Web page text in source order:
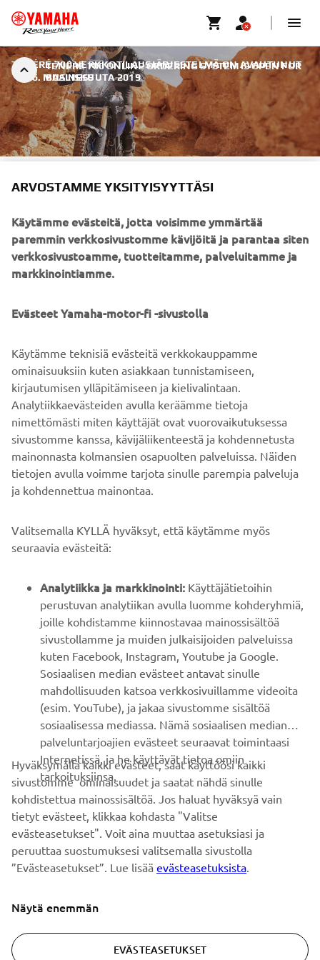
TÉNÉRÉ 700 ONLINE ORDERING SYSTEM IS OPEN FOR
BUSINESS
TÉNÉRÉ 700 VERKKOTILAUSJÄRJESTELMÄ ON AVAUTUNUT
26. MAALISKUUTA 2019
TÉNÉRÉ 700
ON AVAUTUNUT
Odotetun Ténéré 700:n verkkotilausjärjestelmä on
avautunut! Tilaa nyt ja saat Ténéré 700:n ensimmäisten
Tilaa omasi:
https://tenere700.yamaha-motor.eu/fi-
FI/registration
B2B
YAMAHA MUUALLA
ASIAKASTUKI
UUTISKIRJE
Ole ensimmäinen, joka kuulee uusimmista tarjouksista,
erikoistapahtumista, uusista julkaisuista ja paljon muuta...
TILAA
Lue tietosuojakäytäntömme saadaksesi tietää, miten
käsittelemme henkilötietojasi:
Tietosuoja ja evästeet -sivustolta
ARVOSTAMME YKSITYISYYTTÄSI
Käytämme evästeitä, jotta voisimme ymmärtää
paremmin verkkosivustomme kävijöitä ja parantaa siten
verkkosivustoamme, tuotteitamme, palveluitamme ja
markkinointiamme.
Evästeet Yamaha-motor-fi -sivustolla
Käytämme teknisiä evästeitä verkkokauppamme
ominaisuuksiin kuten asiakkaan tunnistamiseen,
kirjautumisen ylläpitämiseen ja kielivalintaan.
Analytiikkaevästeiden avulla keräämme tietoja
nimettömästi miten käyttäjät ovat vuorovaikutuksessa
sivustomme kanssa, kävijäliikenteestä ja kohdennetusta
mainonnasta kolmansien osapuolten palveluissa. Näiden
tietojen avulla voimme tarjota sinulle parempia palveluja
ja kohdennettua mainontaa.
Valitsemalla KYLLÄ hyväksyt, että käytämme myös
seuraavia evästeitä:
Analytiikka ja markkinointi: Käyttäjätietoihin
perustuvan analytiikan avulla luomme kohderyhmiä,
joille kohdistamme kiinnostavaa mainossisältöä
sivustollamme ja muiden julkaisijoiden palveluissa
kuten Facebook, Instagram, Youtube ja Google.
Sosiaalisen median evästeet antavat sinulle
mahdollisuuden katsoa verkkosivuillamme videoita
(esim. YouTube), ja jakaa sivustomme sisältöä
sosiaalisessa mediassa. Nämä sosiaalisen median
palveluntarjoajien evästeet seuraavat toimintaasi
Internetissä, ja he käyttävät tietoa omiin
tarkoituksiinsa.
Hyväksymällä kaikki evästeet, saat käyttöösi kaikki
sivustomme ominaisuudet ja saatat nähdä sinulle
kohdistettua mainossisältöä. Jos haluat hyväksyä vain
tietyt evästeet, klikkaa kohdasta "Valitse
evästeasetukset". Voit aina muuttaa asetuksiasi ja
peruuttaa suostumuksesi valitsemalla sivustolla
”Evästeasetukset”. Lue lisää evästeasetuksista.
Näytä enemmän
EVÄSTEASETUKSET